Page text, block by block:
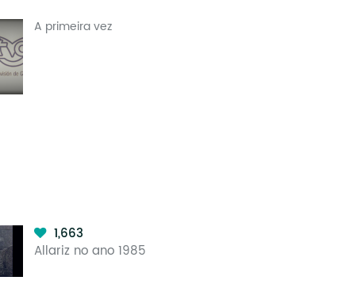
A primeira vez
1,663
Allariz no ano 1985